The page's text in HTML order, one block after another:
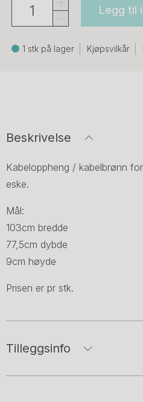
Legg til
1 stk på lager Kjøpsvilkår
Beskrivelse
Kabeloppheng / kabelbrønn
eske.
Mål:
103cm bredde
77,5cm dybde
9cm høyde
Prisen er pr stk.
Tilleggsinfo